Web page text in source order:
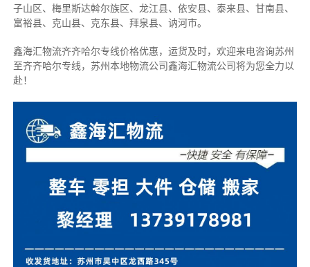
子山区、梅里斯达斡尔族区、龙江县、依安县、泰来县、甘南县、
富裕县、克山县、克东县、拜泉县、讷河市。
鑫海汇物流齐齐哈尔专线价格优惠，运货及时，欢迎来电咨询苏州
至齐齐哈尔专线，苏州本地物流公司鑫海汇物流公司将为您全力以
赴！